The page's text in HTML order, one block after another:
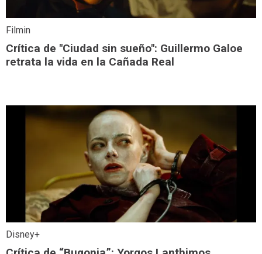
Filmin
Crítica de "Ciudad sin sueño": Guillermo Galoe
retrata la vida en la Cañada Real
Disney+